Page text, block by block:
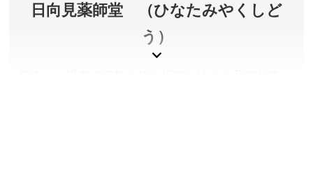
アクセス／JR吾妻線中之条駅よりバスで約40分＋レン
タサイクルにて約2.7km ※詳しくは公式サイトをご確
日向見薬師堂 （ひなたみやくしど
う）